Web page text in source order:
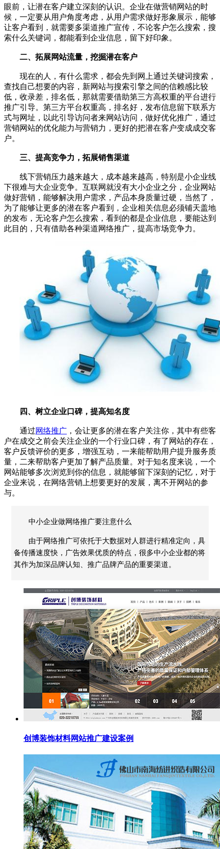
眼前，让潜在客户建立深刻的认识。企业在做营销网站的时
候，一定要从用户角度考虑，从用户需求做好形象展示，能够
让客户看到，就需要多渠道推广宣传，不论客户怎么搜索，搜
索什么关键词，都能看到企业信息，留下好印象。
二、拓展网站流量，挖掘潜在客户
现在的人，有什么需求，都会先到网上通过关键词搜索，
查找自己想要的内容，新网站与搜索引擎之间的信赖感比较
低，收录差，排名低，那就需要借助第三方高权重的平台进行
推广引导。第三方平台权重高，排名好，发布信息留下联系方
式与网址，以此引导访问者来网站访问，做好优化推广，通过
营销网站的优化能力与营销力，更好的把潜在客户变成成交客
户。
三、提高竞争力，拓展销售渠道
线下营销压力越来越大，成本越来越高，特别是小企业线
下很难与大企业竞争。互联网就没有大小企业之分，企业网站
做好营销，能够解决用户需求，产品本身质量过硬，当然了，
为了能够让更多的潜在客户看到，企业相关信息必须铺天盖地
的发布，无论客户怎么搜索，看到的都是企业信息，要能达到
此目的，只有借助各种渠道网络推广，提高市场竞争力。
四、树立企业口碑，提高知名度
通过网络推广 ，会让更多的潜在客户关注你，其中有些客
户在成交之前会关注企业的一个行业口碑，有了网站的存在，
客户反馈评价的更多，增强互动，一来能帮助用户提升服务质
量，二来帮助客户更加了解产品质量。对于知名度来说，一个
网站能够多次浏览到你的信息，就能够留下深刻的记忆，对于
企业来说，在网络营销上想要更好的发展，离不开网站的参
与。
中小企业做网络推广要注意什么
由于网络推广可依托于大数据对人群进行精准定向，具
备传播速度快，广告效果优质的特点，很多中小企业都的将
其作为加深品牌认知、推广品牌产品的重要渠道。
创博装饰材料网站推广建设案例